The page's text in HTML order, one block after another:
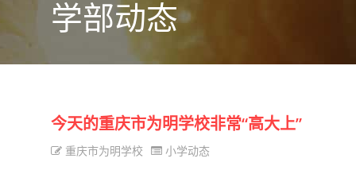
学部动态
今天的重庆市为明学校非常“高大上”
重庆市为明学校 小学动态